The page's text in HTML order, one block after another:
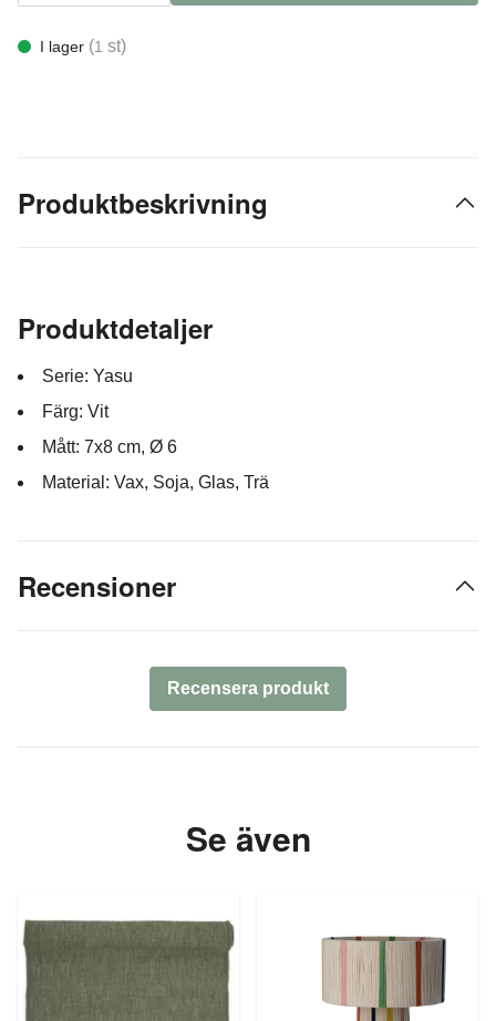
I lager (1 st)
Produktbeskrivning
Produktdetaljer
Serie: Yasu
Färg: Vit
Mått: 7x8 cm, Ø 6
Material: Vax, Soja, Glas, Trä
Recensioner
Recensera produkt
Se även